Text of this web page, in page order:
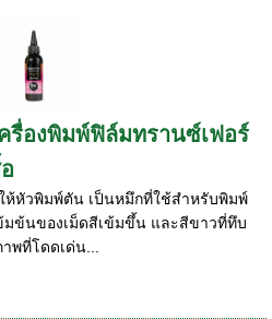
รื่องพิมพ์ฟิล์มทรานซ์เฟอร์
ห้หัวพิมพ์ตัน เป็นหมึกที่ใช้สําหรับพิมพ์
ข้นของเม็ดสีเข้มขึ้น และสีขาวที่ทึบ
พที่โดดเด่น...